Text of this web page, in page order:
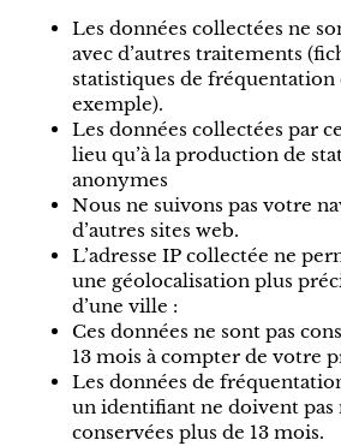
Les données collectées ne
avec d’autres traitements
statistiques de fréquentation
exemple).
Les données collectées par
lieu qu’à la production de
anonymes
Nous ne suivons pas votre
d’autres sites web.
L’adresse IP collectée ne
une géolocalisation plus
d’une ville :
Ces données ne sont pas
13 mois à compter de votre
Les données de
un identifiant ne doivent pas
conservées plus de 13 mois.